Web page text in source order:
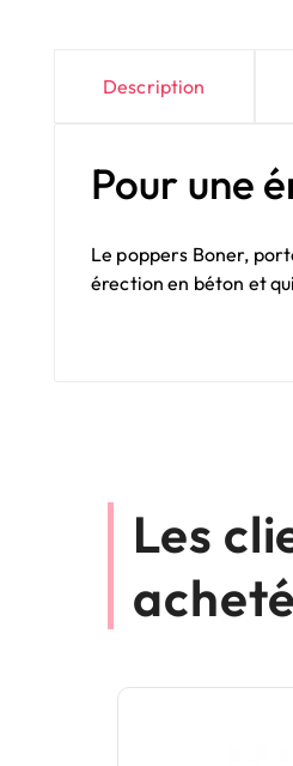
Description
Pour une
Le poppers Boner,
érection en béton et
Les